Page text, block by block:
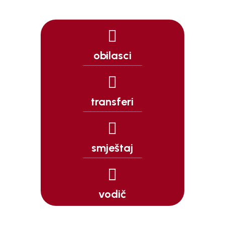

obilasci

transferi

smještaj

vodič